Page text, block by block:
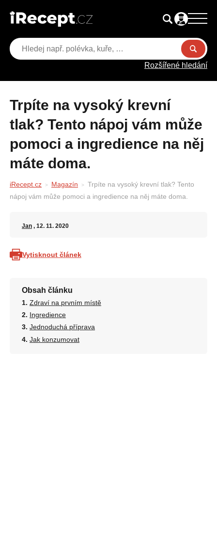
Rozšířené hledání
Trpíte na vysoký krevní
tlak? Tento nápoj vám může
pomoci a ingredience na něj
máte doma.
iRecept.cz Magazín
Trpíte na vysoký krevní tlak? Tento
nápoj vám může pomoci a ingredience na něj máte doma.
Jan , 12. 11. 2020
Vytisknout článek
Obsah článku
Zdraví na prvním místě
Ingredience
Jednoduchá příprava
Jak konzumovat